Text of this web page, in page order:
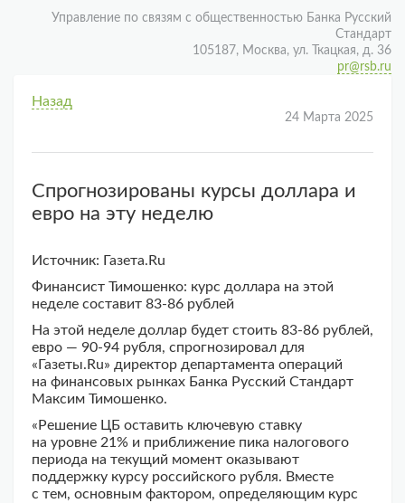
Управление по связям с общественностью Банка Русский
Стандарт
105187, Москва, ул. Ткацкая, д. 36
pr@rsb.ru
Назад
24 Марта 2025
Спрогнозированы курсы доллара и
евро на эту неделю
Источник: Газета.Ru
Финансист Тимошенко: курс доллара на этой
неделе составит 83-86 рублей
На этой неделе доллар будет стоить 83-86 рублей,
евро — 90-94 рубля, спрогнозировал для
«Газеты.Ru» директор департамента операций
на финансовых рынках Банка Русский Стандарт
Максим Тимошенко.
«Решение ЦБ оставить ключевую ставку
на уровне 21% и приближение пика налогового
периода на текущий момент оказывают
поддержку курсу российского рубля. Вместе
с тем, основным фактором, определяющим курс